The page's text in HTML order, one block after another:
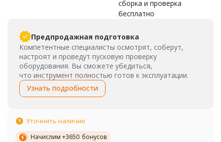
сборка и проверка
бесплатно
Предпродажная подготовка
Компетентные специалисты осмотрят, соберут,
настроят и проведут пусковую проверку
оборудования. Вы сможете убедиться,
что инструмент полностью готов к эксплуатации.
Узнать подробности
Уточнить наличие
Начислим +3650 бонусов